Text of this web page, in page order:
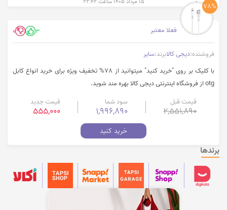
۱۵ مرداد ۱۴۰۵ ساعت ۲۲:۴۲
78%
فعلا معتبر 3
0
فروشنده:دیجی کالابرند:سایر
با کلیک بر روی "خرید کنید" میتوانید از 78% تخفیف ویژه برای خرید انواع کابل
otg از فروشگاه اینترنتی دیجی کالا بهره مند شوید.
قیمت قبل
2,551,890
سود شما
1,996,890
قیمت جدید
555,000
خرید کنید
برندها